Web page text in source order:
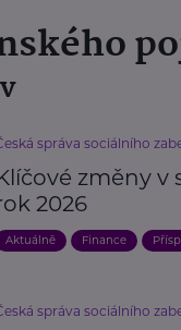
správa sociálního
změny v
2026
Aktuálně Finance
správa sociálního